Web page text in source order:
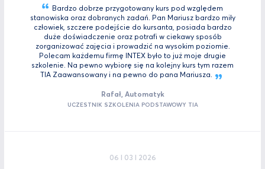
Bardzo dobrze przygotowany kurs pod względem
stanowiska oraz dobranych zadań. Pan Mariusz bardzo miły
człowiek, szczere podejście do kursanta, posiada bardzo
duże doświadczenie oraz potrafi w ciekawy sposób
zorganizować zajęcia i prowadzić na wysokim poziomie.
Polecam każdemu firmę INTEX było to już moje drugie
szkolenie. Na pewno wybiorę się na kolejny kurs tym razem
TIA Zaawansowany i na pewno do pana Mariusza.
Rafał, Automatyk
UCZESTNIK SZKOLENIA PODSTAWOWY TIA
06 I 03 I 2026